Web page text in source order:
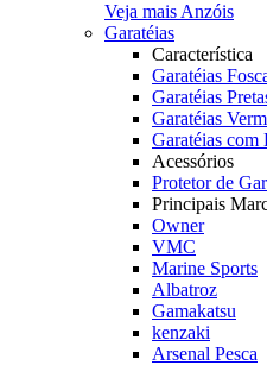
Veja mais Anzóis
Garatéias
Característica
Garatéias
Garatéias
Garatéias
Garatéias com
Acessórios
Protetor de
Principais
Owner
VMC
Marine Sports
Albatroz
Gamakatsu
kenzaki
Arsenal Pesca